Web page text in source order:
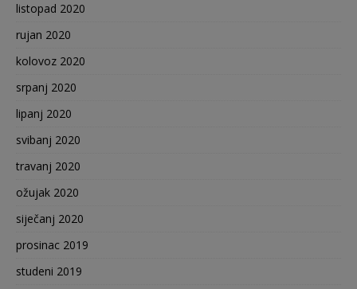
listopad 2020
rujan 2020
kolovoz 2020
srpanj 2020
lipanj 2020
svibanj 2020
travanj 2020
ožujak 2020
siječanj 2020
prosinac 2019
studeni 2019